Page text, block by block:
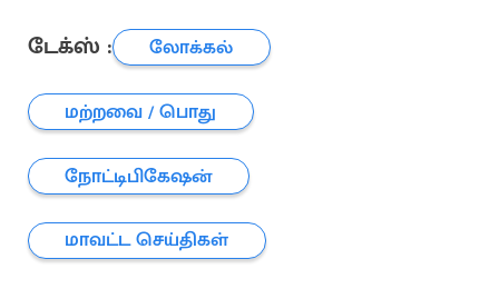
டேக்ஸ் :
லோக்கல்
மற்றவை / பொது
நோட்டிபிகேஷன்
மாவட்ட செய்திகள்